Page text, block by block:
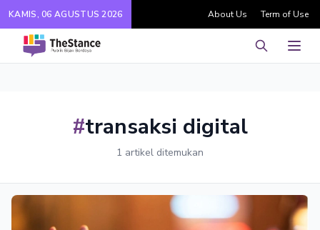
KAMIS, 06 AGUSTUS 2026 About Us Term of Use
Pencarian
#transaksi digital
1 artikel ditemukan